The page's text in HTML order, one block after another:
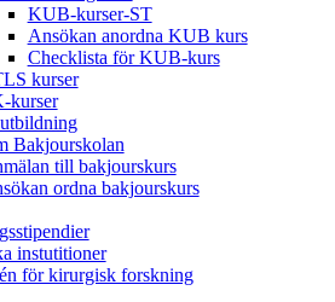
KUB-kurser-ST
Ansökan anordna KUB kurs
Checklista för KUB-kurs
kurser
kurser
Bakjourskolan
till bakjourskurs
ordna bakjourskurs
instutitioner
för kirurgisk forskning